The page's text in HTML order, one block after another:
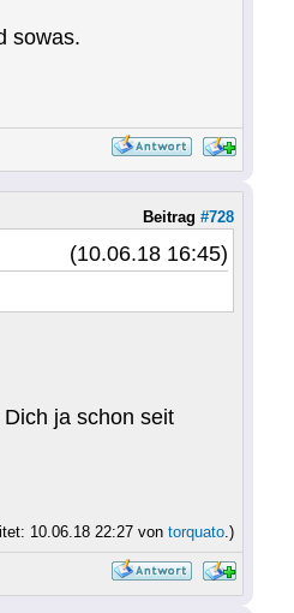
sowas.
Beitrag #728
(10.06.18 16:45)
ja schon seit
10.06.18 22:27 von torquato.)